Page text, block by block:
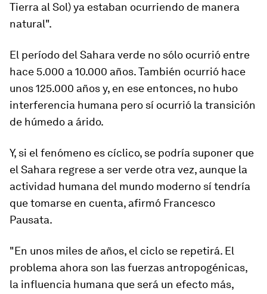
Tierra al Sol) ya estaban ocurriendo de manera
natural".
El período del Sahara verde no sólo ocurrió entre
hace 5.000 a 10.000 años.También ocurrió hace
unos 125.000 añosy, en ese entonces, no hubo
interferencia humana pero sí ocurrió la transición
de húmedo a árido.
Y, si el fenómeno es cíclico, se podría suponer que
el Sahara regrese a ser verde otra vez, aunque la
actividad humana del mundo moderno sí tendría
que tomarse en cuenta, afirmó Francesco
Pausata.
"En unos miles de años, el ciclo se repetirá. El
problema ahora son las fuerzas antropogénicas,
la influencia humana que será un efecto más,